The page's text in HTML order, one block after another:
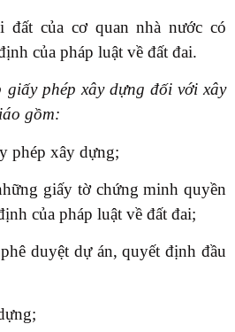
của cơ quan nhà nước có
của pháp luật về đất đai.
phép xây dựng đối với xây
gồm:
phép xây dựng;
giấy tờ chứng minh quyền
của pháp luật về đất đai;
duyệt dự án, quyết định đầu